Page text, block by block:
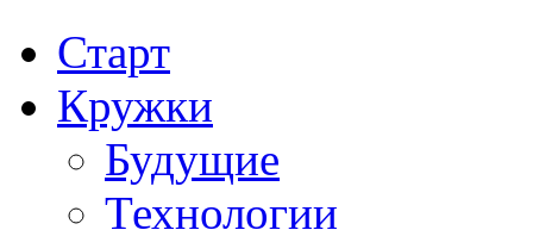
Старт
Кружки
Будущие
Технологии